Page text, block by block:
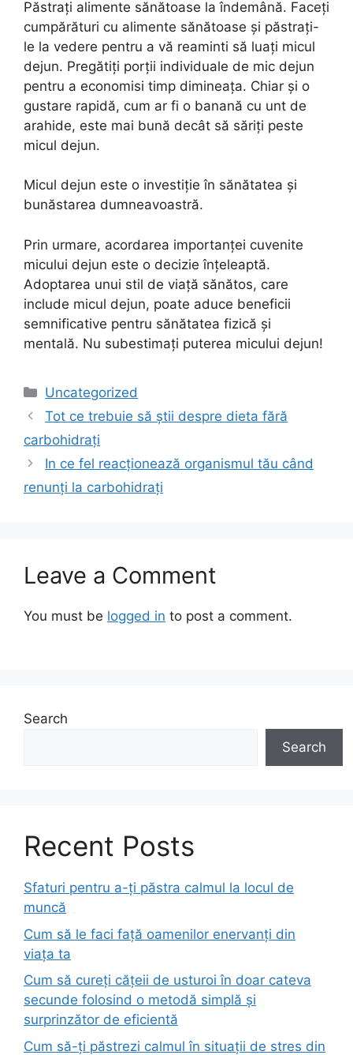
Păstrați alimente sănătoase la îndemână. Faceți
cumpărături cu alimente sănătoase și păstrați-
le la vedere pentru a vă reaminti să luați micul
dejun. Pregătiți porții individuale de mic dejun
pentru a economisi timp dimineața. Chiar și o
gustare rapidă, cum ar fi o banană cu unt de
arahide, este mai bună decât să săriți peste
micul dejun.
Micul dejun este o investiție în sănătatea și
bunăstarea dumneavoastră.
Prin urmare, acordarea importanței cuvenite
micului dejun este o decizie înțeleaptă.
Adoptarea unui stil de viață sănătos, care
include micul dejun, poate aduce beneficii
semnificative pentru sănătatea fizică și
mentală. Nu subestimați puterea micului dejun!
Categories
Uncategorized
Tot ce trebuie să știi despre dieta fără
carbohidrați
In ce fel reacționează organismul tău când
renunți la carbohidrați
Leave a Comment
You must be logged in to post a comment.
Search
Search
Recent Posts
Sfaturi pentru a-ți păstra calmul la locul de
muncă
Cum să le faci față oamenilor enervanți din
viața ta
Cum să cureți cățeii de usturoi în doar cateva
secunde folosind o metodă simplă și
surprinzător de eficientă
Cum să-ți păstrezi calmul în situații de stres din